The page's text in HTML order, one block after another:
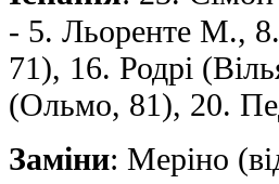
- 5. Льоренте М.,
71), 16. Родрі
(Ольмо, 81), 20.
Заміни: Меріно